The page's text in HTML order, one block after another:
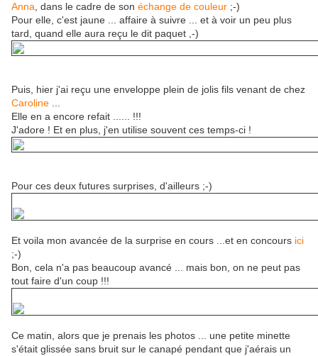
Anna , dans le cadre de son échange de couleur ;-)
Pour elle, c'est jaune ... affaire à suivre ... et à voir un peu plus
tard, quand elle aura reçu le dit paquet ,-)
Puis, hier j'ai reçu une enveloppe plein de jolis fils venant de chez
Caroline
Elle en a encore refait ...... !!!
J'adore ! Et en plus, j'en utilise souvent ces temps-ci !
Pour ces deux futures surprises, d'ailleurs ;-)
Et voila mon avancée de la surprise en cours ...et en concours ici
;-)
Bon, cela n'a pas beaucoup avancé ... mais bon, on ne peut pas
tout faire d'un coup !!!
Ce matin, alors que je prenais les photos ... une petite minette
s'était glissée sans bruit sur le canapé pendant que j'aérais un